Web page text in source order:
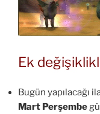
Ek
Bugün yapılacağı
Mart Perşembe